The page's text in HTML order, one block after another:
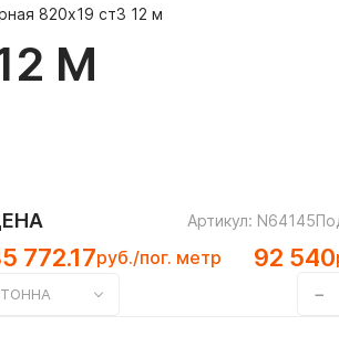
820х19 ст3 12 м
М
Артикул: N64145
772.17руб./пог. метр 92 540
ТОННА −